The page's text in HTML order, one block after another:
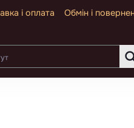
і оплата Обмін і